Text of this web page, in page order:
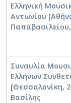
Ελληνική
Αντωνίου
Συναυλία
Ελλήνων
[Θεσσαλονίκη,
Βασίλης